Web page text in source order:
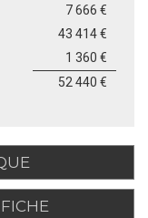
7 666 €
43 414 €
1 360 €
52 440 €